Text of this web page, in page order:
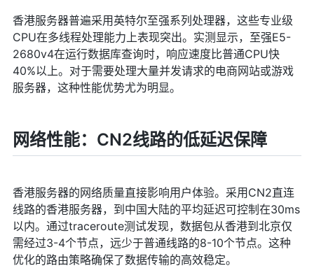
香港服务器普遍采用英特尔至强系列处理器，这些专业级
CPU在多线程处理能力上表现突出。实测显示，至强E5-
2680v4在运行数据库查询时，响应速度比普通CPU快
40%以上。对于需要处理大量并发请求的电商网站或游戏
服务器，这种性能优势尤为明显。
网络性能：CN2线路的低延迟保障
香港服务器的网络质量直接影响用户体验。采用CN2直连
线路的香港服务器，到中国大陆的平均延迟可控制在30ms
以内。通过traceroute测试发现，数据包从香港到北京仅
需经过3-4个节点，远少于普通线路的8-10个节点。这种
优化的路由策略确保了数据传输的高效稳定。